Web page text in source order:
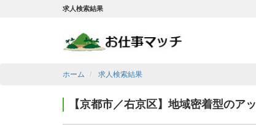
求人検索結果
ホーム 求人検索結果
【京都市／右京区】地域密着型の